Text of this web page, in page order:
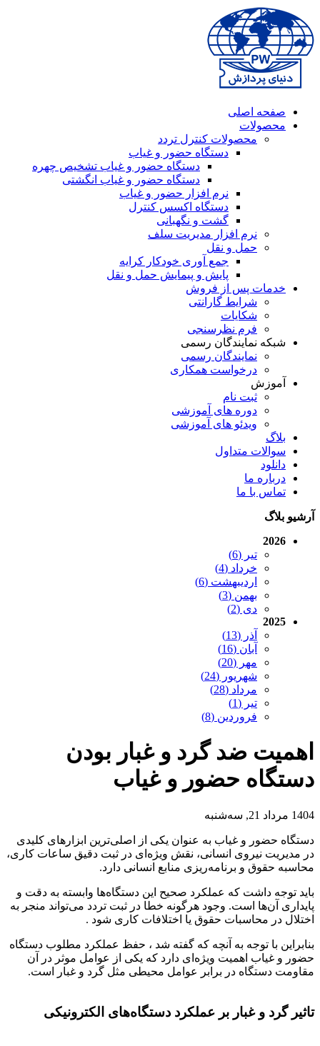
صفحه اصلی
محصولات
محصولات کنترل تردد
دستگاه حضور و غیاب
دستگاه حضور و غیاب تشخیص چهره
دستگاه حضور و غیاب انگشتی
نرم افزار حضور و غیاب
دستگاه اکسس کنترل
گشت و نگهبانی
نرم افزار مدیریت سلف
حمل و نقل
جمع آوری خودکار کرایه
پایش و پیمایش حمل و نقل
خدمات پس از فروش
شرایط گارانتی
شکایات
فرم نظرسنجی
شبکه نمایندگان رسمی
نمایندگان رسمی
درخواست همکاری
آموزش
ثبت نام
دوره های آموزشی
ویدئو های آموزشی
بلاگ
سوالات متداول
دانلود
درباره ما
تماس با ما
آرشیو بلاگ
2026
تیر (6)
خرداد (4)
اردیبهشت (6)
بهمن (3)
دی (2)
2025
آذر (13)
آبان (16)
مهر (20)
شهریور (24)
مرداد (28)
تیر (1)
فروردین (8)
اهمیت ضد گرد و غبار بودن
دستگاه حضور و غیاب
1404 مرداد 21, سه‌شنبه
دستگاه حضور و غیاب به عنوان یکی از اصلی‌ترین ابزارهای کلیدی
در مدیریت نیروی انسانی، نقش ویژه‌ای در ثبت دقیق ساعات کاری،
محاسبه حقوق و برنامه‌ریزی منابع انسانی دارد.
باید توجه داشت که عملکرد صحیح این دستگاه‌ها وابسته به دقت و
پایداری آن‌ها است. وجود هرگونه خطا در ثبت تردد می‌تواند منجر به
اختلال در محاسبات حقوق یا اختلافات کاری شود .
بنابراین با توجه به آنچه که گفته شد ، حفظ عملکرد مطلوب دستگاه
حضور و غیاب اهمیت ویژه‌ای دارد که یکی از عوامل موثر در آن
مقاومت دستگاه در برابر عوامل محیطی مثل گرد و غبار است.
تاثیر گرد و غبار بر عملکرد دستگاه‌های الکترونیکی